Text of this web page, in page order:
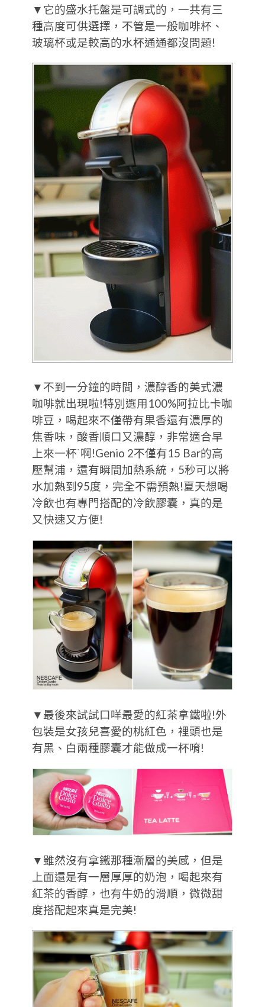
▼它的盛水托盤是可調式的，一共有三
種高度可供選擇，不管是一般咖啡杯、
玻璃杯或是較高的水杯通通都沒問題!
▼不到一分鐘的時間，濃醇香的美式濃
咖啡就出現啦!特別選用100%阿拉比卡咖
啡豆，喝起來不僅帶有果香還有濃厚的
焦香味，酸香順口又濃醇，非常適合早
上來一杯˙啊!Genio 2不僅有15 Bar的高
壓幫浦，還有瞬間加熱系統，5秒可以將
水加熱到95度，完全不需預熱!夏天想喝
冷飲也有專門搭配的冷飲膠囊，真的是
又快速又方便!
▼最後來試試口咩最愛的紅茶拿鐵啦!外
包裝是女孩兒喜愛的桃紅色，裡頭也是
有黑、白兩種膠囊才能做成一杯唷!
▼雖然沒有拿鐵那種漸層的美感，但是
上面還是有一層厚厚的奶泡，喝起來有
紅茶的香醇，也有牛奶的滑順，微微甜
度搭配起來真是完美!